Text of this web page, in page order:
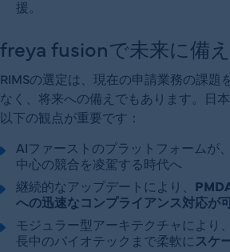
援。
freya fusionで未来に備
RIMSの選定は、現在の申請業務の課題
なく、将来への備えでもあります。日本
以下の観点が重要です：
AIファーストのプラットフォームが
中心の競合を凌駕する時代へ
継続的なアップデートにより、
への迅速なコンプライアンス対応が
モジュラー型アーキテクチャにより
長中のバイオテックまで柔軟に スケ